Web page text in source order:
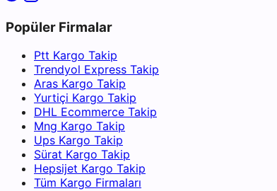
Popüler Firmalar
Ptt Kargo Takip
Trendyol Express Takip
Aras Kargo Takip
Yurtiçi Kargo Takip
DHL Ecommerce Takip
Mng Kargo Takip
Ups Kargo Takip
Sürat Kargo Takip
Hepsijet Kargo Takip
Tüm Kargo Firmaları